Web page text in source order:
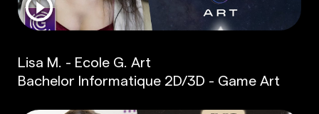
Lisa M. - Ecole G. Art
Bachelor Informatique 2D/3D - Game Art